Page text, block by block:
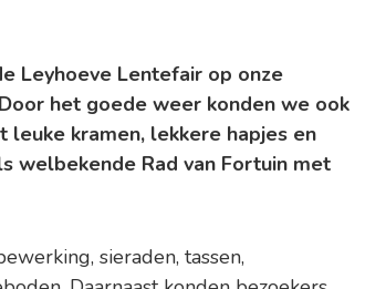
Leyhoeve Lentefair op onze
het goede weer konden we ook
kramen, lekkere hapjes en
welbekende Rad van Fortuin met
sieraden, tassen,